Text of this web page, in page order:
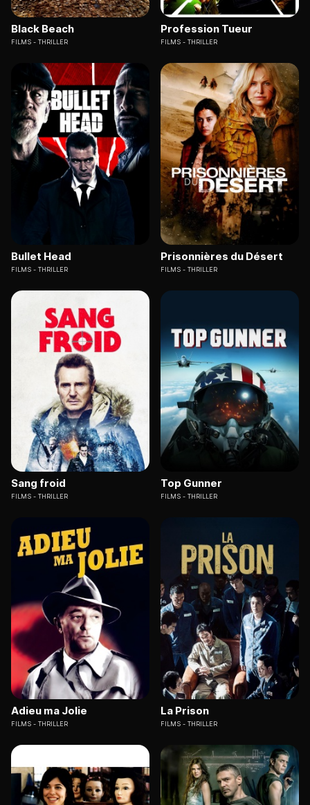
Black Beach
FILMS THRILLER
Profession Tueur
FILMS THRILLER
Bullet Head
FILMS THRILLER
Prisonnières du Désert
FILMS THRILLER
Sang froid
FILMS THRILLER
Top Gunner
FILMS THRILLER
Adieu ma Jolie
FILMS THRILLER
La Prison
FILMS THRILLER